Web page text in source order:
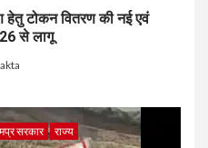
हेतु टोकन वितरण की नई एवं
से लागू
मप्र सरकार राज्य